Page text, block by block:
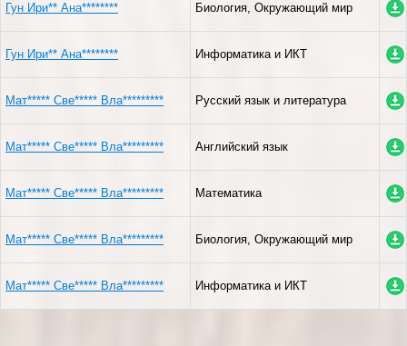
Гун Ири** Ана******** Биология, Окружающий мир
Гун Ири** Ана******** Информатика и ИКТ
Мат***** Све***** Вла********* Русский язык и литература
Мат***** Све***** Вла********* Английский язык
Мат***** Све***** Вла********* Математика
Мат***** Све***** Вла********* Биология, Окружающий мир
Мат***** Све***** Вла********* Информатика и ИКТ